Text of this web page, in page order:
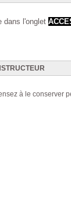
dans l'onglet
à le conserver